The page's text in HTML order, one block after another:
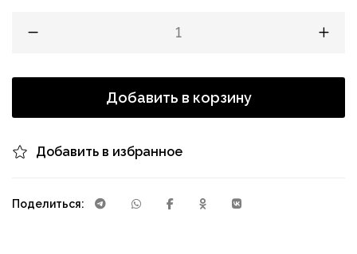
Добавить в корзину
Добавить в избранное
Поделиться: